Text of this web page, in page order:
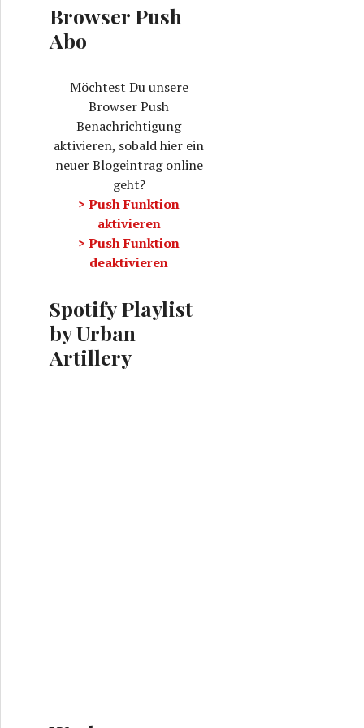
e
n
n
Browser Push
Abo
Möchtest Du unsere
Browser Push
Benachrichtigung
aktivieren, sobald hier ein
neuer Blogeintrag online
geht?
> Push Funktion
aktivieren
> Push Funktion
deaktivieren
Spotify Playlist
by Urban
Artillery